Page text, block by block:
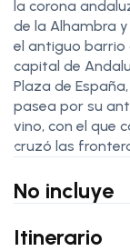
la corona
de la Alhambra
el antiguo barrio
capital de
Plaza de
pasea por su
vino, con el que
cruzó las
No incluye
Itinerario